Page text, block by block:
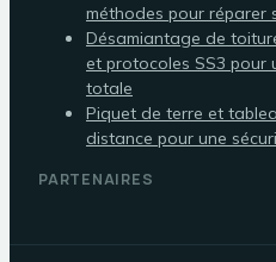
méthodes pour réparer
Désamiantage de
et protocoles SS3 pour
totale
Piquet de terre et
distance pour une
PARTENAIRES